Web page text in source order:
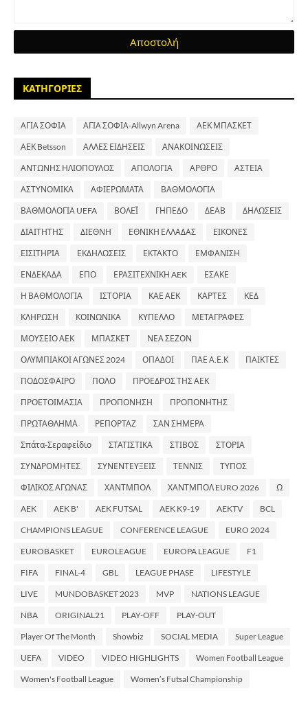
ΚΑΤΗΓΟΡΙΕΣ
ΑΓΙΑ ΣΟΦΙΑ ΑΓΙΑ ΣΟΦΙΑ-Allwyn Arena ΑΕΚ ΜΠΑΣΚΕΤ
ΑΕΚ Betsson ΑΛΛΕΣ ΕΙΔΗΣΕΙΣ ΑΝΑΚΟΙΝΩΣΕΙΣ
ΑΝΤΩΝΗΣ ΗΛΙΟΠΟΥΛΟΣ ΑΠΟΛΟΓΙΑ ΑΡΘΡΟ ΑΣΤΕΙΑ
ΑΣΤΥΝΟΜΙΚΑ ΑΦΙΕΡΩΜΑΤΑ ΒΑΘΜΟΛΟΓΙΑ
ΒΑΘΜΟΛΟΓΙΑ UEFA ΒΟΛΕΪ ΓΗΠΕΔΟ ΔΕΑΒ ΔΗΛΩΣΕΙΣ
ΔΙΑΙΤΗΤΗΣ ΔΙΕΘΝΗ ΕΘΝΙΚΗ ΕΛΛΑΔΑΣ ΕΙΚΟΝΕΣ
ΕΙΣΙΤΗΡΙΑ ΕΚΔΗΛΩΣΕΙΣ ΕΚΤΑΚΤΟ ΕΜΦΑΝΙΣΗ
ΕΝΔΕΚΑΔΑ ΕΠΟ ΕΡΑΣΙΤΕΧΝΙΚΗ AEK ΕΣΑΚΕ
Η ΒΑΘΜΟΛΟΓΙΑ ΙΣΤΟΡΙΑ ΚΑΕ ΑΕΚ ΚΑΡΤΕΣ ΚΕΔ
ΚΛΗΡΩΣΗ ΚΟΙΝΩΝΙΚΑ ΚΥΠΕΛΛΟ ΜΕΤΑΓΡΑΦΕΣ
ΜΟΥΣΕΙΟ ΑΕΚ ΜΠΑΣΚΕΤ ΝΕΑ ΣΕΖΟΝ
ΟΛΥΜΠΙΑΚΟΙ ΑΓΩΝΕΣ 2024 ΟΠΑΔΟΙ ΠΑΕ Α.Ε.Κ ΠΑΙΚΤΕΣ
ΠΟΔΟΣΦΑΙΡΟ ΠΟΛΟ ΠΡΟΕΔΡΟΣ ΤΗΣ ΑΕΚ
ΠΡΟΕΤΟΙΜΑΣΙΑ ΠΡΟΠΟΝΗΣΗ ΠΡΟΠΟΝΗΤΗΣ
ΠΡΩΤΑΘΛΗΜΑ ΡΕΠΟΡΤΑΖ ΣΑΝ ΣΗΜΕΡΑ
Σπάτα-Σεραφείδιο ΣΤΑΤΙΣΤΙΚΑ ΣΤΙΒΟΣ ΣΤΟΡΙΑ
ΣΥΝΔΡΟΜΗΤΕΣ ΣΥΝΕΝΤΕΥΞΕΙΣ ΤΕΝΝΙΣ ΤΥΠΟΣ
ΦΙΛΙΚΟΣ ΑΓΩΝΑΣ ΧΑΝΤΜΠΟΛ ΧΑΝΤΜΠΟΛ EURO 2026 Ω
AEK AEK B' AEK FUTSAL AEK K9-19 AEKTV BCL
CHAMPIONS LEAGUE CONFERENCE LEAGUE EURO 2024
EUROBASKET EUROLEAGUE EUROPA LEAGUE F1
FIFA FINAL-4 GBL LEAGUE PHASE LIFESTYLE
LIVE MUNDOBASKET 2023 MVP NATIONS LEAGUE
NBA ORIGINAL21 PLAY-OFF PLAY-OUT
Player Of The Month Showbiz SOCIAL MEDIA Super League
UEFA VIDEO VIDEO HIGHLIGHTS Women Football League
Women's Football League Women’s Futsal Championship